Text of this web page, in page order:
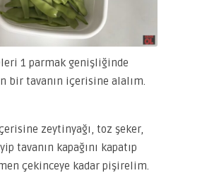
1 parmak genişliğinde
bir tavanın içerisine alalım.
zeytinyağı, toz şeker,
tavanın kapağını kapatıp
çekinceye kadar pişirelim.